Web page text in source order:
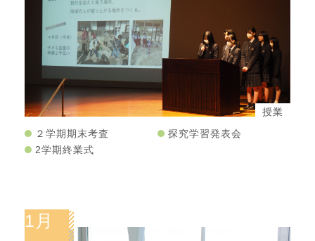
授業
２学期期末考査
探究学習発表会
2学期終業式
1月